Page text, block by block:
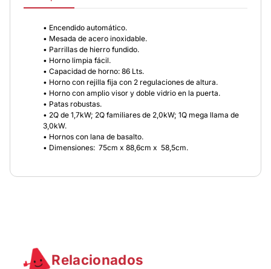
• Encendido automático.
• Mesada de acero inoxidable.
• Parrillas de hierro fundido.
• Horno limpia fácil.
• Capacidad de horno: 86 Lts.
• Horno con rejilla fija con 2 regulaciones de altura.
• Horno con amplio visor y doble vidrio en la puerta.
• Patas robustas.
• 2Q de 1,7kW; 2Q familiares de 2,0kW; 1Q mega llama de
3,0kW.
• Hornos con lana de basalto.
• Dimensiones: 75cm x 88,6cm x 58,5cm.
Relacionados